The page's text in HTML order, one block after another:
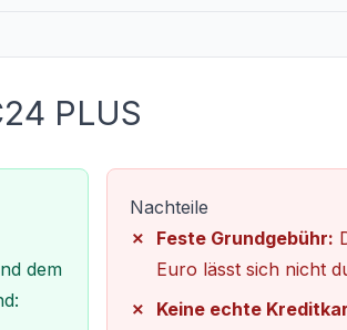
PLUS
dem
Nachteile
Feste Grundgebühr:
Euro lässt sich nicht
Keine echte